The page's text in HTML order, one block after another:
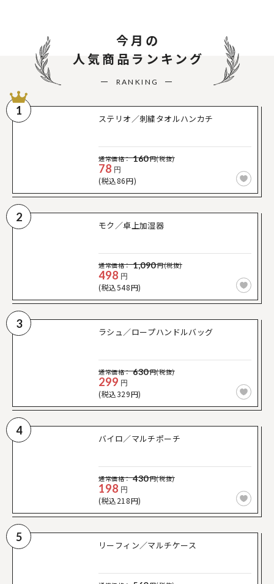
今月の
人気商品ランキング
RANKING
1
ステリオ／刺繍タオルハンカチ
通常価格： 160円(税抜)
78 円
(税込86円)
2
モク／卓上加湿器
通常価格： 1,090円(税抜)
498 円
(税込548円)
3
ラシュ／ロープハンドルバッグ
通常価格： 630円(税抜)
299 円
(税込329円)
4
バイロ／マルチポーチ
通常価格： 430円(税抜)
198 円
(税込218円)
5
リーフィン／マルチケース